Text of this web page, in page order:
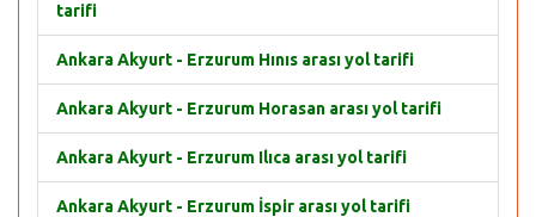
tarifi
Ankara Akyurt - Erzurum Hınıs arası yol tarifi
Ankara Akyurt - Erzurum Horasan arası yol tarifi
Ankara Akyurt - Erzurum Ilıca arası yol tarifi
Ankara Akyurt - Erzurum İspir arası yol tarifi